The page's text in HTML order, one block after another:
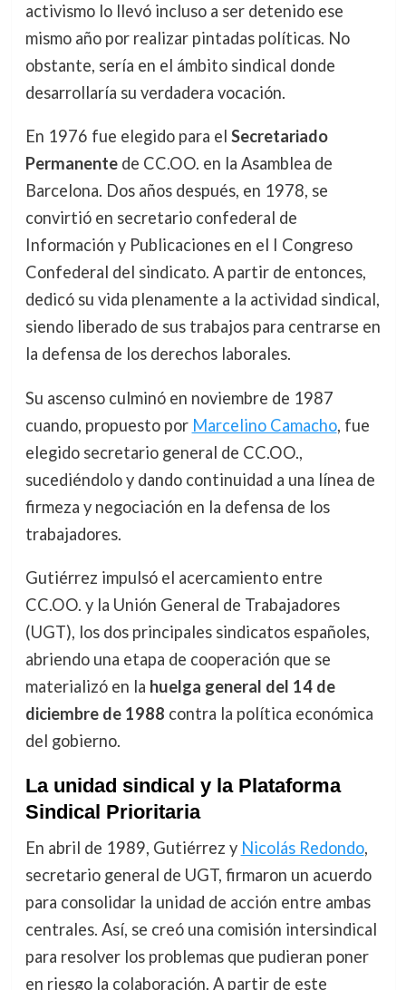
activismo lo llevó incluso a ser detenido ese
mismo año por realizar pintadas políticas. No
obstante, sería en el ámbito sindical donde
desarrollaría su verdadera vocación.
En 1976 fue elegido para el Secretariado
Permanentede CC.OO. en la Asamblea de
Barcelona. Dos años después, en 1978, se
convirtió en secretario confederal de
Información y Publicaciones en el I Congreso
Confederal del sindicato. A partir de entonces,
dedicó su vida plenamente a la actividad sindical,
siendo liberado de sus trabajos para centrarse en
la defensa de los derechos laborales.
Su ascenso culminó en noviembre de 1987
cuando, propuesto por Marcelino Camacho, fue
elegido secretario general de CC.OO.,
sucediéndolo y dando continuidad a una línea de
firmeza y negociación en la defensa de los
trabajadores.
Gutiérrez impulsó el acercamiento entre
CC.OO. y la Unión General de Trabajadores
(UGT), los dos principales sindicatos españoles,
abriendo una etapa de cooperación que se
materializó en la huelga general del 14 de
diciembre de 1988 contra la política económica
del gobierno.
La unidad sindical y la Plataforma
Sindical Prioritaria
En abril de 1989, Gutiérrez y Nicolás Redondo,
secretario general de UGT, firmaron un acuerdo
para consolidar la unidad de acción entre ambas
centrales. Así, se creó una comisión intersindical
para resolver los problemas que pudieran poner
en riesgo la colaboración. A partir de este